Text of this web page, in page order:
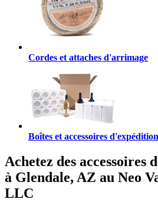
Cordes et attaches d'arrimage
Boîtes et accessoires d'expédition
Achetez des accessoires
à Glendale, AZ au Neo
LLC